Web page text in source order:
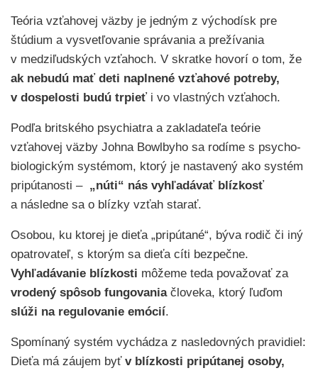
Teória vzťahovej väzby je jedným z východísk pre
štúdium a vysvetľovanie správania a prežívania
v medziľudských vzťahoch. V skratke hovorí o tom, že
ak nebudú mať deti naplnené vzťahové potreby,
v dospelosti budú trpieť i vo vlastných vzťahoch.
Podľa britského psychiatra a zakladateľa teórie
vzťahovej väzby Johna Bowlbyho sa rodíme s psycho-
biologickým systémom, ktorý je nastavený ako systém
pripútanosti – „núti“ nás vyhľadávať blízkosť
a následne sa o blízky vzťah starať.
Osobou, ku ktorej je dieťa „pripútané“, býva rodič či iný
opatrovateľ, s ktorým sa dieťa cíti bezpečne.
Vyhľadávanie blízkosti môžeme teda považovať za
vrodený spôsob fungovaniačloveka, ktorý ľuďom
slúži na regulovanie emócií.
Spomínaný systém vychádza z nasledovných pravidiel:
Dieťa má záujem byť v blízkosti pripútanej osoby,